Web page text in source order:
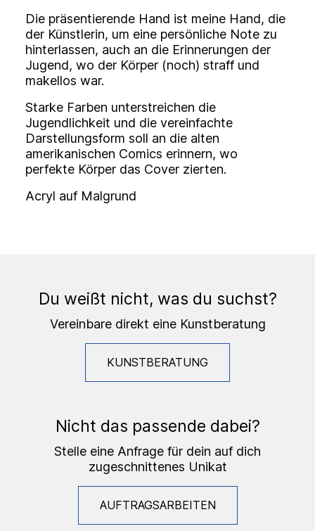
Die präsentierende Hand ist meine Hand, die
der Künstlerin, um eine persönliche Note zu
hinterlassen, auch an die Erinnerungen der
Jugend, wo der Körper (noch) straff und
makellos war.
Starke Farben unterstreichen die
Jugendlichkeit und die vereinfachte
Darstellungsform soll an die alten
amerikanischen Comics erinnern, wo
perfekte Körper das Cover zierten.
Acryl auf Malgrund
Du weißt nicht, was du suchst?
Vereinbare direkt eine Kunstberatung
KUNSTBERATUNG
Nicht das passende dabei?
Stelle eine Anfrage für dein auf dich
zugeschnittenes Unikat
AUFTRAGSARBEITEN